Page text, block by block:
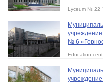
Lyceum № 22
№ 6
Education